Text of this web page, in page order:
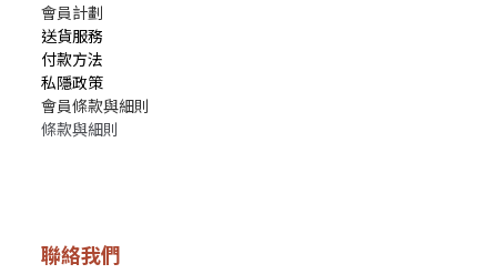
會員計劃
送貨服務
付款方法
私隱政策
會員條款與細則
條款與細則
聯絡我們